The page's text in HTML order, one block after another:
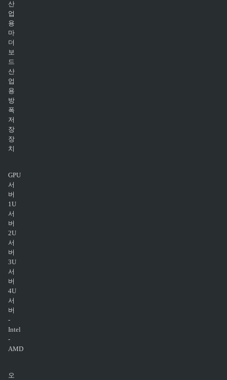
산
업
용
마
더
보
드
산
업
용
방
폭
저
장
장
치
GPU
서
버
1U
서
버
2U
서
버
3U
서
버
4U
서
버
-
Intel
-
AMD
오